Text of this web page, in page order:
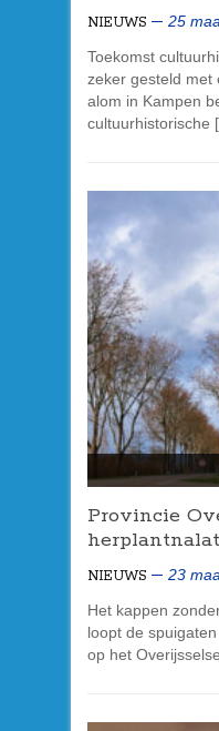
NIEUWS
25
Toekomst
zeker gesteld met
alom in Kampen
cultuurhistorische
Provincie
NIEUWS
23
Het kappen
loopt de
op het